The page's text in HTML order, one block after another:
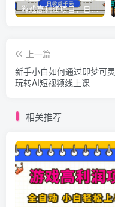
游戏高利润项目，日收益1k+，全自动，无需值守，解放双手，小白轻松上手【揭秘】
上一篇
新手小白如何通过即梦可灵
玩转AI短视频线上课
相关推荐